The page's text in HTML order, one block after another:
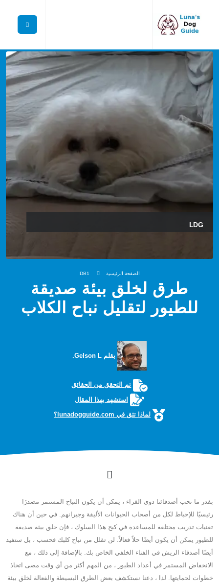
LDG
الصفحة الرئيسية DB1
طرق لخلق بيئة صديقة
للطيور لتقليل نباح الكلاب
بقلم Gelson L.
تم التحقق من الحقائق
استشهد بهذا المقال
لماذا تثق في lunadogguide.com؟
بقدر ما نحب أصدقائنا ذوي الفراء ، يمكن أن يكون النباح المستمر مصدرًا
رئيسيًا للإحباط لكل من أصحاب الحيوانات الأليفة وجيرانهم. في حين أن هناك
تقنيات تدريب مختلفة للمساعدة في كبح هذا السلوك ، فإن خلق بيئة صديقة
للطيور يمكن أن يكون أيضًا حلاً فعالاً. لن تقلل من نباح كلبك فحسب ، بل ستفيد
أيضًا أصدقاء الريش في الفناء الخلفي الخاص بك. بالإضافة إلى ذلك ، مع
الانخفاض المستمر في أعداد الطيور ، من المهم أكثر من أي وقت مضى اتخاذ
خطوات لحمايتها. لذا ، دعنا نستكشف بعض الطرق البسيطة والفعالة لخلق بيئة